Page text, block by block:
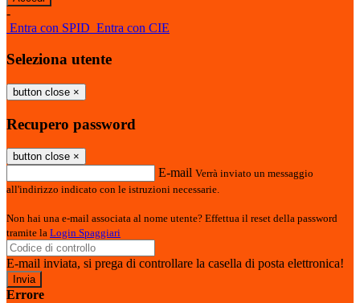
-
Entra con SPID Entra con CIE
Seleziona utente
button close ×
Recupero password
button close ×
E-mail Verrà inviato un messaggio
all'indirizzo indicato con le istruzioni necessarie.
Non hai una e-mail associata al nome utente? Effettua il reset della password
tramite la Login Spaggiari
E-mail inviata, si prega di controllare la casella di posta elettronica!
Errore